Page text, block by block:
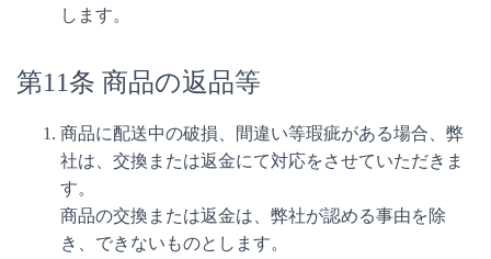
します。
第11条 商品の返品等
商品に配送中の破損、間違い等瑕疵がある場合、弊
社は、交換または返金にて対応をさせていただきま
す。
商品の交換または返金は、弊社が認める事由を除
き、できないものとします。